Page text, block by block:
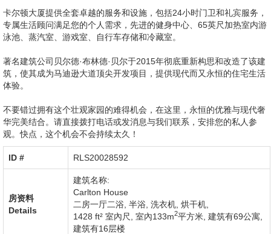
卡尔顿大厦提供全套卓越的服务和设施，包括24小时门卫和礼宾服务，
专属生活顾问满足您的个人需求，先进的健身中心、65英尺加热室内游
泳池、蒸汽室、游戏室、自行车存储和冷藏室。
著名建筑公司贝尔德·布林德·贝尔于2015年彻底重新构思和改造了该建
筑，使其成为马迪逊大道顶尖开发项目，提供现代而又永恒的住宅生活
体验。
不要错过拥有这个壮观家园的难得机会，在这里，永恒的优雅与现代奢
华完美结合。请直接拨打电话或发消息与我们联系，安排您的私人参
观。快点，这个机会不会持续太久！
ID #‎ RLS20028592
房资料
Details
建筑名称:
Carlton House
二房一厅二浴, 半浴, 洗衣机 烘干机
1428 ft² 室內尺
室內133m2平方米 建筑有69公寓
建筑有16层楼